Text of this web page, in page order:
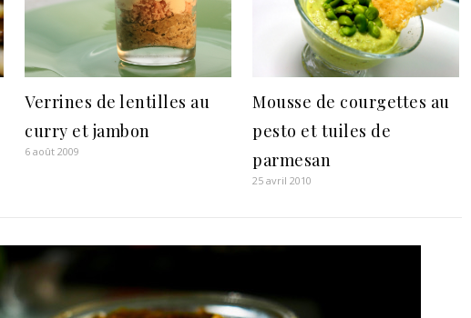
Verrines de lentilles au
curry et jambon
6 août 2009
Mousse de courgettes au
pesto et tuiles de
parmesan
25 avril 2010